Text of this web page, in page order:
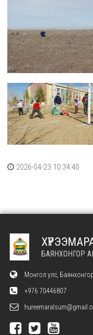
2026-04-23 10:34:40
БАЯНХОНГОР
Монгол улс,
+976 70446807